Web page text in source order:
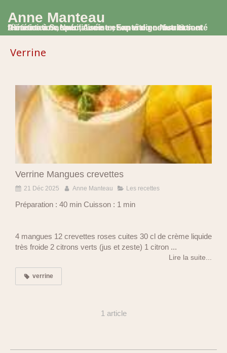
Anne Manteau
Diététicienne Nutritionniste, Experte en Nutrition et Alimentation, spécialisée en santé digestive et santé féminine à Saumur, Avoine et en visio consultation
Verrine
Verrine Mangues crevettes
21 Déc 2025 Anne Manteau Les recettes
Préparation : 40 min Cuisson : 1 min
4 mangues 12 crevettes roses cuites 30 cl de crème liquide
très froide 2 citrons verts (jus et zeste) 1 citron ...
Lire la suite...
verrine
1 article